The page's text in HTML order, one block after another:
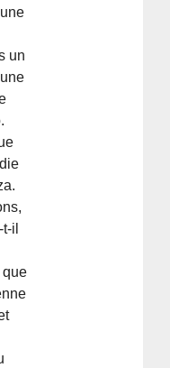
un
il
que